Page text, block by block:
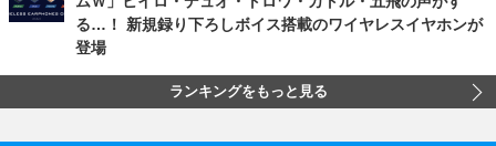
る…！ 新規録り下ろしボイス搭載のワイヤレスイヤホンが
登場
ランキングをもっと見る